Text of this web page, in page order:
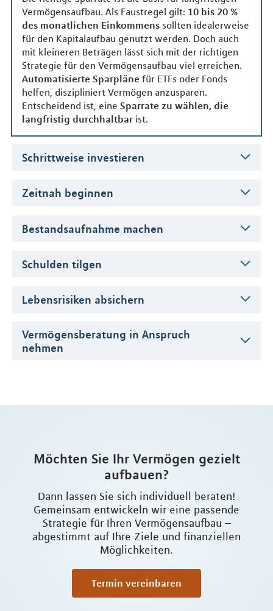
Vermögensaufbau. Als Faustregel gilt: 10 bis 20 %
des monatlichen Einkommens sollten idealerweise
für den Kapitalaufbau genutzt werden. Doch auch
mit kleineren Beträgen lässt sich mit der richtigen
Strategie für den Vermögensaufbau viel erreichen.
Automatisierte Sparpläne für ETFs oder Fonds
helfen, diszipliniert Vermögen anzusparen.
Entscheidend ist, eine Sparrate zu wählen, die
langfristig durchhaltbar ist.
Schrittweise investieren
Zeitnah beginnen
Bestandsaufnahme machen
Schulden tilgen
Lebensrisiken absichern
Vermögensberatung in Anspruch
nehmen
Möchten Sie Ihr Vermögen gezielt
aufbauen?
Dann lassen Sie sich individuell beraten!
Gemeinsam entwickeln wir eine passende
Strategie für Ihren Vermögensaufbau –
abgestimmt auf Ihre Ziele und finanziellen
Möglichkeiten.
Termin vereinbaren